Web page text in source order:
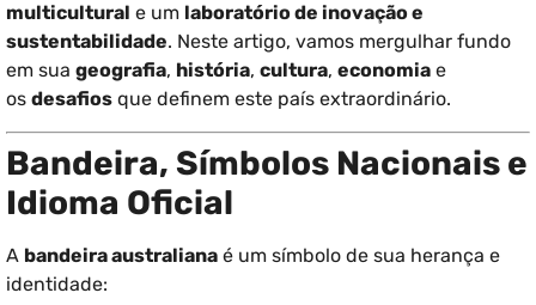
multicultural e um laboratório de inovação e
sustentabilidade. Neste artigo, vamos mergulhar fundo
em sua geografia, história, cultura, economia e
os desafios que definem este país extraordinário.
Bandeira, Símbolos Nacionais e
Idioma Oficial
A bandeira australiana é um símbolo de sua herança e
identidade: